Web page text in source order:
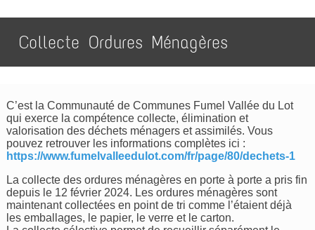
Collecte Ordures Ménagères
C’est la Communauté de Communes Fumel Vallée du Lot
qui exerce la compétence collecte, élimination et
valorisation des déchets ménagers et assimilés. Vous
pouvez retrouver les informations complètes ici :
https://www.fumelvalleedulot.com/fr/page/80/dechets-1
La collecte des ordures ménagères en porte à porte a pris fin
depuis le 12 février 2024. Les ordures ménagères sont
maintenant collectées en point de tri comme l’étaient déjà
les emballages, le papier, le verre et le carton.